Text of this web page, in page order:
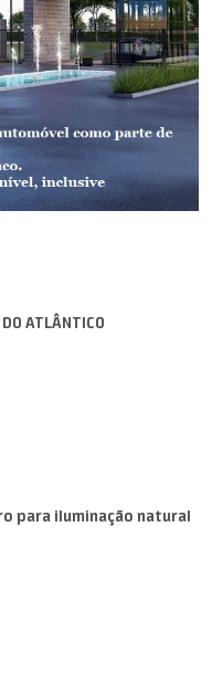
ATLÂNTICO
para iluminação natural